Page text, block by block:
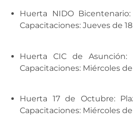
Huerta NIDO
Capacitaciones: Jueves de
Huerta CIC de Asunción:
Capacitaciones: Miércoles de
Huerta 17 de Octubre:
Capacitaciones: Miércoles de